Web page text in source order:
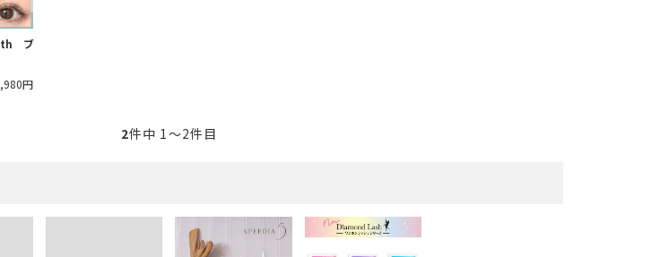
ブ
円
2件中 1〜2件目